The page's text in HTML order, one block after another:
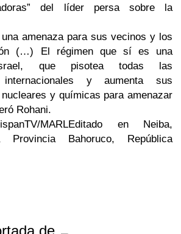
del líder persa sobre la
amenaza para sus vecinos y los
(…) El régimen que sí es una
que pisotea todas las
internacionales y aumenta sus
y químicas para amenazar
Rohani.
MARLEditado en Neiba,
Bahoruco, República
de